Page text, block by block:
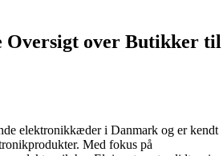
Oversigt over Butikker til
elektronikkæder i Danmark og er kendt
Med fokus på